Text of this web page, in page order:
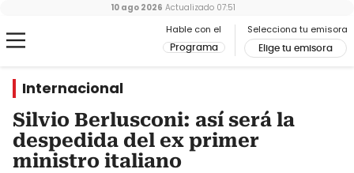
Hable con el
Programa
Selecciona tu emisora
Elige tu emisora
10 ago 2026 Actualizado 07:51
Internacional
Silvio Berlusconi: así será la
despedida del ex primer
ministro italiano